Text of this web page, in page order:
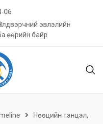
06
эвлэлийн
өөрийн байр
Нөөцийн тэнцэл,